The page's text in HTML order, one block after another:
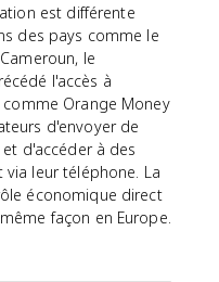
est différente
des pays comme le
le
l'accès à
Orange Money
d'envoyer de
d'accéder à des
leur téléphone. La
économique direct
façon en Europe.